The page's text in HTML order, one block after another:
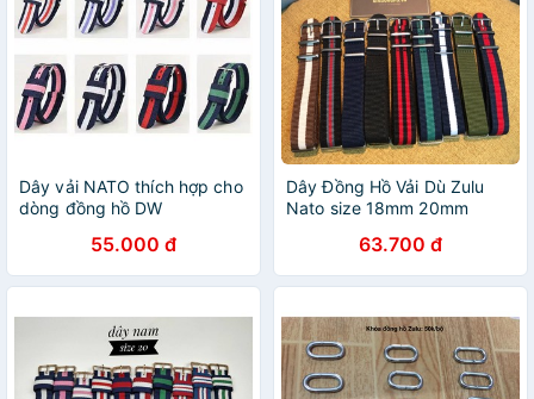
Dây vải NATO thích hợp cho
dòng đồng hồ DW
55.000 đ
Dây Đồng Hồ Vải Dù Zulu
Nato size 18mm 20mm
63.700 đ